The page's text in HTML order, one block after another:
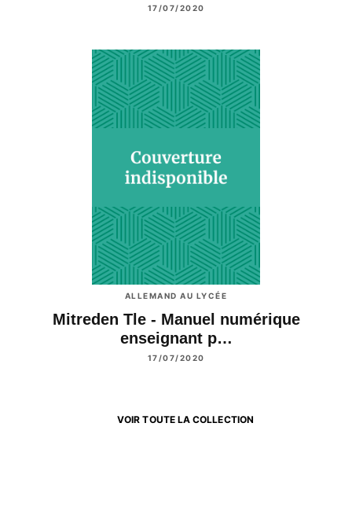
17/07/2020
ALLEMAND AU LYCÉE
Mitreden Tle - Manuel numérique
enseignant p…
17/07/2020
VOIR TOUTE LA COLLECTION